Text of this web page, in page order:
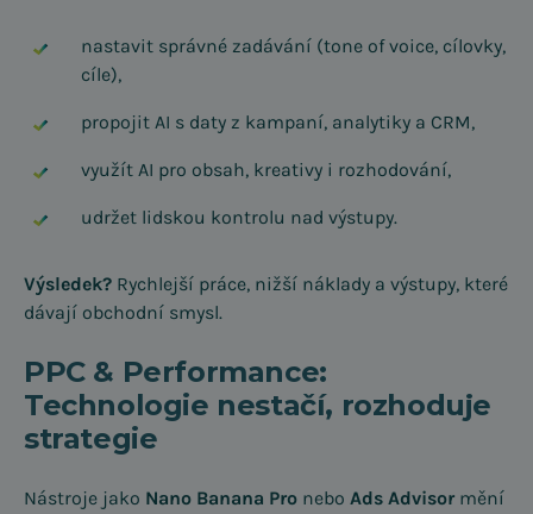
nastavit správné zadávání (tone of voice, cílovky,
cíle),
propojit AI s daty z kampaní, analytiky a CRM,
využít AI pro obsah, kreativy i rozhodování,
udržet lidskou kontrolu nad výstupy.
Výsledek? Rychlejší práce, nižší náklady a výstupy, které
dávají obchodní smysl.
PPC & Performance:
Technologie nestačí, rozhoduje
strategie
Nástroje jako Nano Banana Pro nebo Ads Advisor mění